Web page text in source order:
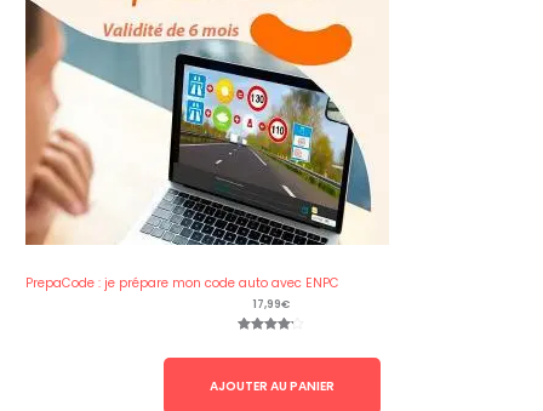
PrepaCode : je prépare mon code auto avec ENPC
17,99€
notations
AJOUTER AU PANIER